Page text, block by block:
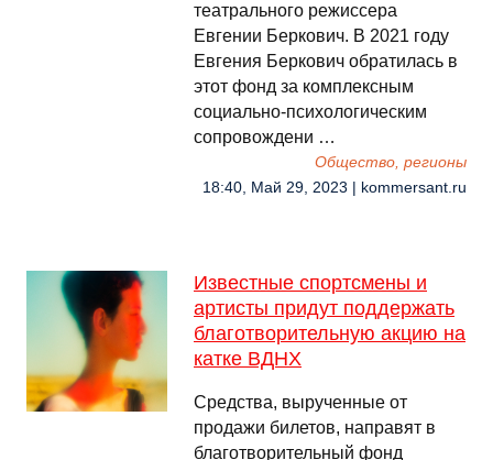
театрального режиссера
Евгении Беркович. В 2021 году
Евгения Беркович обратилась в
этот фонд за комплексным
социально-психологическим
сопровождени …
Общество, регионы
18:40, Май 29, 2023 | kommersant.ru
Известные спортсмены и
артисты придут поддержать
благотворительную акцию на
катке ВДНХ
Средства, вырученные от
продажи билетов, направят в
благотворительный фонд